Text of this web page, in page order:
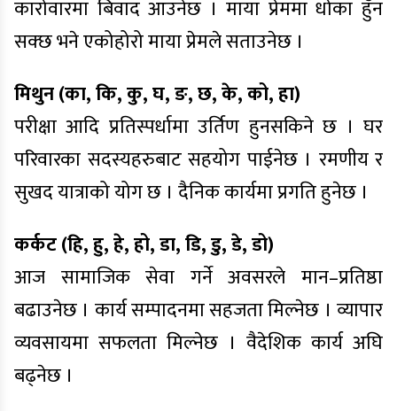
कारोवारमा बिवाद आउनेछ । माया प्रेममा धोका हुँन
सक्छ भने एकोहोरो माया प्रेमले सताउनेछ ।
मिथुन (का, कि, कु, घ, ङ, छ, के, को, हा)
परीक्षा आदि प्रतिस्पर्धामा उर्तिण हुनसकिने छ । घर
परिवारका सदस्यहरुबाट सहयोग पाईनेछ । रमणीय र
सुखद यात्राको योग छ । दैनिक कार्यमा प्रगति हुनेछ ।
कर्कट (हि, हु, हे, हो, डा, डि, डु, डे, डो)
आज सामाजिक सेवा गर्ने अवसरले मान–प्रतिष्ठा
बढाउनेछ । कार्य सम्पादनमा सहजता मिल्नेछ । व्यापार
व्यवसायमा सफलता मिल्नेछ । वैदेशिक कार्य अघि
बढ्नेछ ।